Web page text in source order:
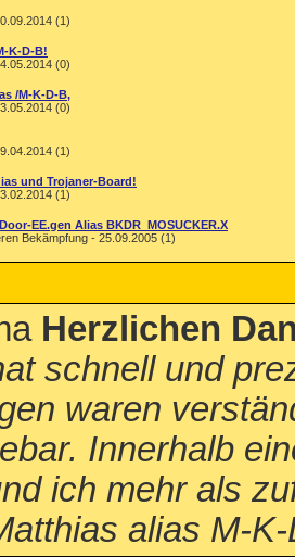
(1)
K-D-B!
(0)
/M-K-D-B,
(0)
(1)
und Trojaner-Board!
(1)
EE.gen Alias BKDR_MOSUCKER.X
Bekämpfung - 25.09.2005 (1)
Herzlichen
schnell und
waren
Innerhalb
ich mehr als
alias M-